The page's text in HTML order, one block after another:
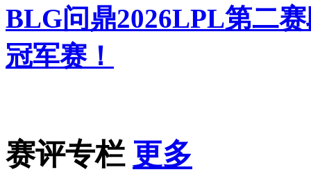
BLG问鼎2026LPL第二
冠军赛！
赛评专栏 更多